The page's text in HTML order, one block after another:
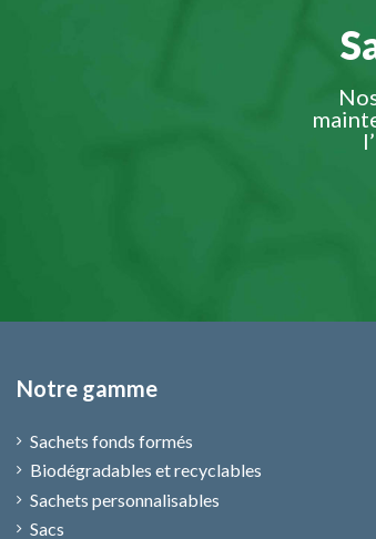
Notre gamme
Sachets fonds formés
Biodégradables et recyclables
Sachets personnalisables
Sacs